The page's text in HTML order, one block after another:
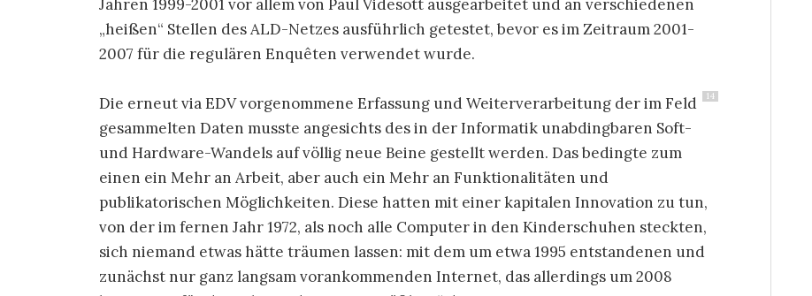
Jahren 1999-2001 vor allem von Paul Videsott ausgearbeitet und an verschiedenen
„heißen“ Stellen des ALD-Netzes ausführlich getestet, bevor es im Zeitraum 2001-
2007 für die regulären Enquêten verwendet wurde.
14
Die erneut via EDV vorgenommene Erfassung und Weiterverarbeitung der im Feld
gesammelten Daten musste angesichts des in der Informatik unabdingbaren Soft-
und Hardware-Wandels auf völlig neue Beine gestellt werden. Das bedingte zum
einen ein Mehr an Arbeit, aber auch ein Mehr an Funktionalitäten und
publikatorischen Möglichkeiten. Diese hatten mit einer kapitalen Innovation zu tun,
von der im fernen Jahr 1972, als noch alle Computer in den Kinderschuhen steckten,
sich niemand etwas hätte träumen lassen: mit dem um etwa 1995 entstandenen und
zunächst nur ganz langsam vorankommenden Internet, das allerdings um 2008